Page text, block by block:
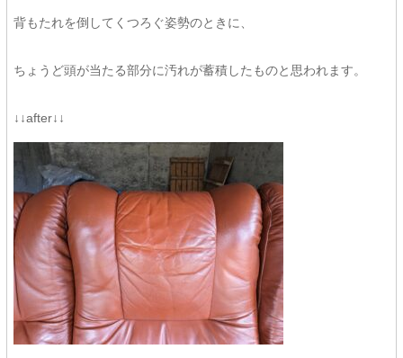
背もたれを倒してくつろぐ姿勢のときに、
ちょうど頭が当たる部分に汚れが蓄積したものと思われます。
↓↓after↓↓